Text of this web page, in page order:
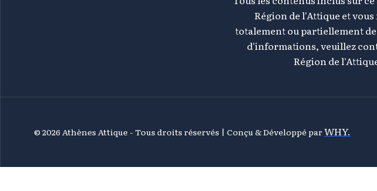
Région de l'Attique et
totalement ou partiellement
d'informations, veuillez
Région de
© 2026 Athènes Attique - Tous droits réservés | Conçu & Développé parWHY.